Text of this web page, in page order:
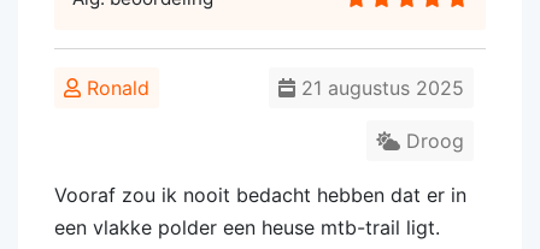
Ronald 21 augustus 2025
Droog
Vooraf zou ik nooit bedacht hebben dat er in
een vlakke polder een heuse mtb-trail ligt.